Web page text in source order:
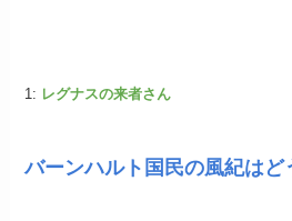
1: レグナスの来者さん
バーンハルト国民の風紀はど